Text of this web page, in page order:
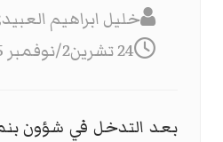
خليل ابراهيم
24 تشرين2/نوفمبر 2025
بعد التدخل في شؤون